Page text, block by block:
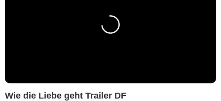
Wie die Liebe geht Trailer DF